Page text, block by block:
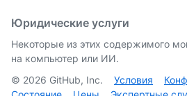
Юридические услуги
Некоторые из этих содержимого
на компьютер или ИИ.
© 2026 GitHub, Inc. Условия